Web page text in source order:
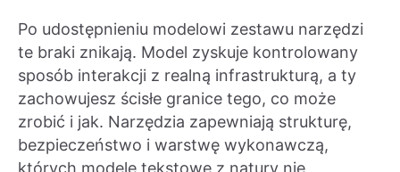
Po udostępnieniu modelowi zestawu narzędzi
te braki znikają. Model zyskuje kontrolowany
sposób interakcji z realną infrastrukturą, a ty
zachowujesz ścisłe granice tego, co może
zrobić i jak. Narzędzia zapewniają strukturę,
bezpieczeństwo i warstwę wykonawczą,
których modele tekstowe z natury nie